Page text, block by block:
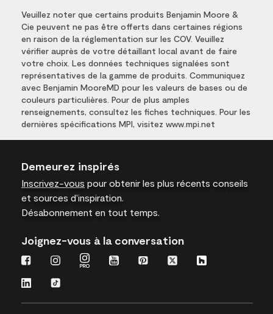
Veuillez noter que certains produits Benjamin Moore &
Cie peuvent ne pas être offerts dans certaines régions
en raison de la réglementation sur les COV. Veuillez
vérifier auprès de votre détaillant local avant de faire
votre choix. Les données techniques signalées sont
représentatives de la gamme de produits. Communiquez
avec Benjamin MooreMD pour les valeurs de bases ou de
couleurs particulières. Pour de plus amples
renseignements, consultez les fiches techniques. Pour les
dernières spécifications MPI, visitez www.mpi.net
Demeurez inspirés
Inscrivez-vous pour obtenir les plus récents conseils
et sources d’inspiration.
Désabonnement en tout temps.
Joignez-vous à la conversation